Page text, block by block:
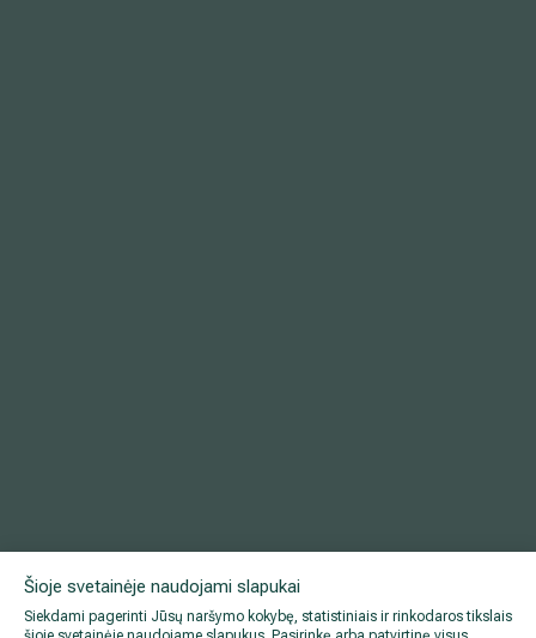
Šioje svetainėje naudojami slapukai
Siekdami pagerinti Jūsų naršymo kokybę, statistiniais ir rinkodaros tikslais